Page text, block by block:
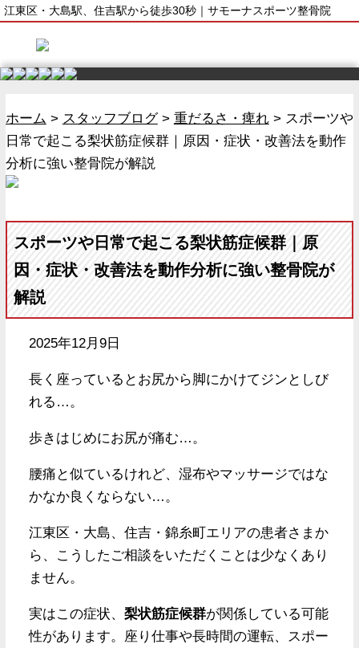
江東区・大島駅、住吉駅から徒歩30秒｜サモーナスポーツ整骨院
ホーム > スタッフブログ> 重だるさ・痺れ> スポーツや
日常で起こる梨状筋症候群｜原因・症状・改善法を動作
分析に強い整骨院が解説
スポーツや日常で起こる梨状筋症候群｜原
因・症状・改善法を動作分析に強い整骨院が
解説
2025年12月9日
長く座っているとお尻から脚にかけてジンとしび
れる…。
歩きはじめにお尻が痛む…。
腰痛と似ているけれど、湿布やマッサージではな
かなか良くならない…。
江東区・大島、住吉・錦糸町エリアの患者さまか
ら、こうしたご相談をいただくことは少なくあり
ません。
実はこの症状、 梨状筋症候群が関係している可能
性があります。座り仕事や長時間の運転、スポー